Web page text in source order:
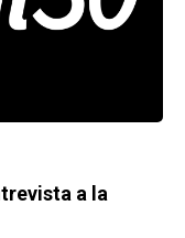
a la